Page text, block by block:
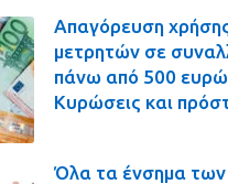
Απαγόρευση
μετρητών σε
πάνω από 500
Κυρώσεις και
Όλα τα ένσημα των